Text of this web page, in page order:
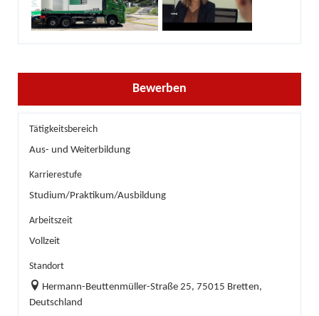
Bewerben
Tätigkeitsbereich
Aus- und Weiterbildung
Karrierestufe
Studium/Praktikum/Ausbildung
Arbeitszeit
Vollzeit
Standort
Hermann-Beuttenmüller-Straße 25, 75015 Bretten,
Deutschland